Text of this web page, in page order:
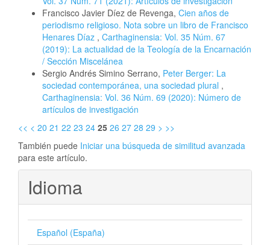
Francisco Javier Díez de Revenga, Cien años de
periodismo religioso. Nota sobre un libro de Francisco
Henares Díaz , Carthaginensia: Vol. 35 Núm. 67
(2019): La actualidad de la Teología de la Encarnación
/ Sección Miscelánea
Sergio Andrés Simino Serrano, Peter Berger: La
sociedad contemporánea, una sociedad plural ,
Carthaginensia: Vol. 36 Núm. 69 (2020): Número de
artículos de investigación
<< < 20 21 22 23 24 25 26 27 28 29 > >>
También puede Iniciar una búsqueda de similitud avanzada
para este artículo.
Idioma
Español (España)